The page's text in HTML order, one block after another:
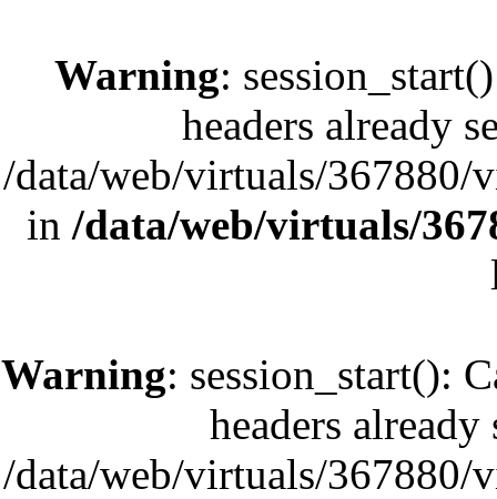
Warning:
headers already
/data/web/virtuals/
in /data/web/virtuals/
Warning: session_start():
headers
/data/web/virtuals/